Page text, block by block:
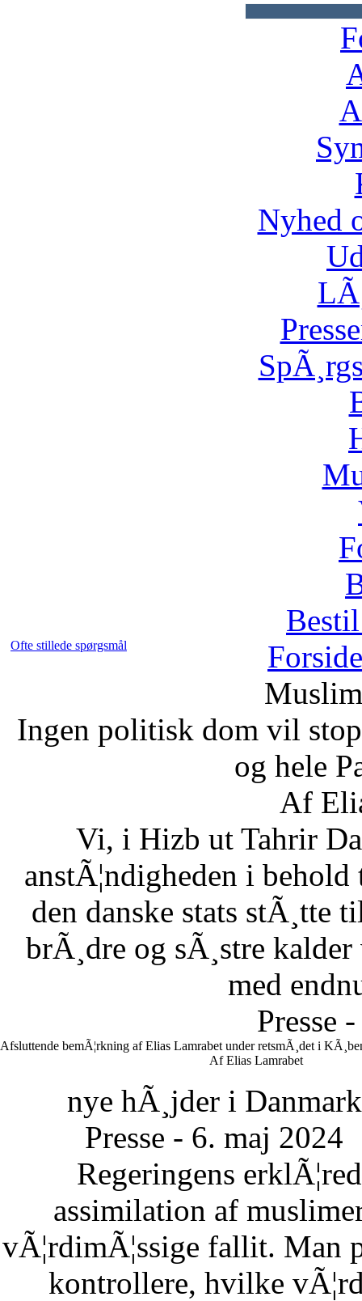
Nyhed
Ofte stillede spørgsmål
Forside
Ingen politisk dom vil
og hele
Af
Vi, i Hizb ut Tahrir
anstÃ¦ndigheden i
den danske stats stÃ¸tte
brÃ¸dre og sÃ¸stre
med
Presse
Afsluttende bemÃ¦rkning af Elias Lamrabet under retsmÃ¸det i
Af Elias Lamrabet
nye hÃ¸jder i Danmark
Presse - 6. maj 2024
Regeringens
assimilation af
vÃ¦rdimÃ¦ssige fallit. Man
kontrollere, hvilke